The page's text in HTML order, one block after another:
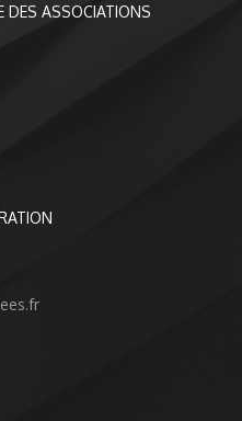
DES ASSOCIATIONS